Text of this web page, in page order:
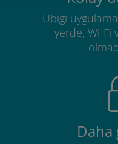
Ubigi
yerde, Wi-Fi
Daha